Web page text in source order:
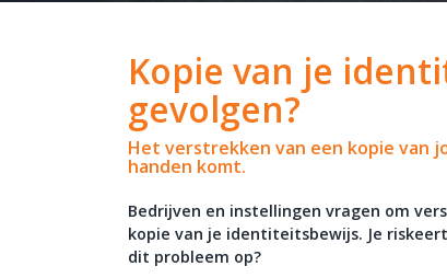
Kopie van je
gevolgen?
Het verstrekken van een kopie van
handen komt.
Bedrijven en instellingen vragen om
kopie van je identiteitsbewijs. Je
dit probleem op?